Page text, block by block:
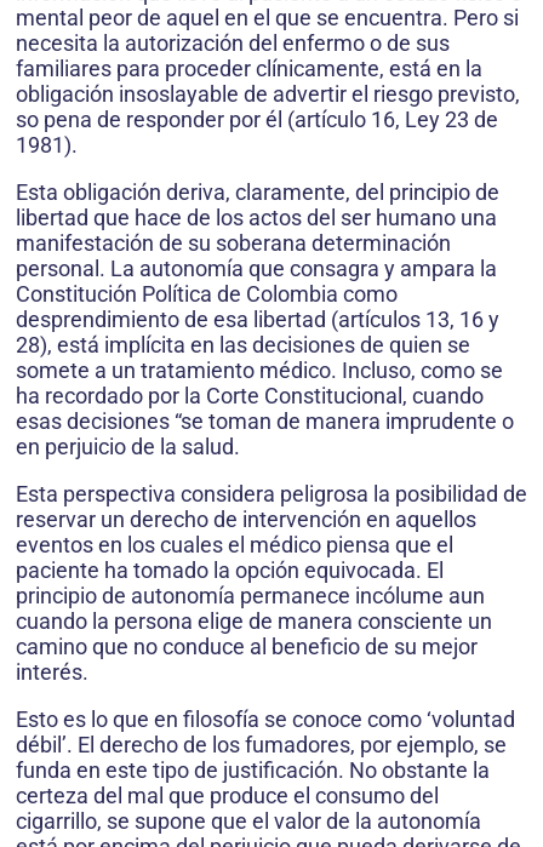
mental peor de aquel en el que se encuentra. Pero si
necesita la autorización del enfermo o de sus
familiares para proceder clínicamente, está en la
obligación insoslayable de advertir el riesgo previsto,
so pena de responder por él (artículo 16, Ley 23 de
1981).
Esta obligación deriva, claramente, del principio de
libertad que hace de los actos del ser humano una
manifestación de su soberana determinación
personal. La autonomía que consagra y ampara la
Constitución Política de Colombia como
desprendimiento de esa libertad (artículos 13, 16 y
28), está implícita en las decisiones de quien se
somete a un tratamiento médico. Incluso, como se
ha recordado por la Corte Constitucional, cuando
esas decisiones “se toman de manera imprudente o
en perjuicio de la salud.
Esta perspectiva considera peligrosa la posibilidad de
reservar un derecho de intervención en aquellos
eventos en los cuales el médico piensa que el
paciente ha tomado la opción equivocada. El
principio de autonomía permanece incólume aun
cuando la persona elige de manera consciente un
camino que no conduce al beneficio de su mejor
interés.
Esto es lo que en filosofía se conoce como ‘voluntad
débil’. El derecho de los fumadores, por ejemplo, se
funda en este tipo de justificación. No obstante la
certeza del mal que produce el consumo del
cigarrillo, se supone que el valor de la autonomía